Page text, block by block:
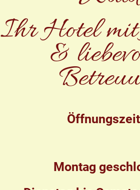
Ihr Hotel
&
Montag